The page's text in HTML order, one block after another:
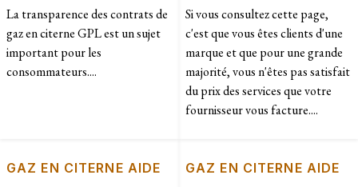
La transparence des contrats de
gaz en citerne GPL est un sujet
important pour les
consommateurs....
​Si vous consultez cette page,
c'est que vous êtes clients d'une
marque et que pour une grande
majorité, vous n'êtes pas satisfait
du prix des services que votre
fournisseur vous facture....
GAZ EN CITERNE AIDE GAZ EN CITERNE AIDE